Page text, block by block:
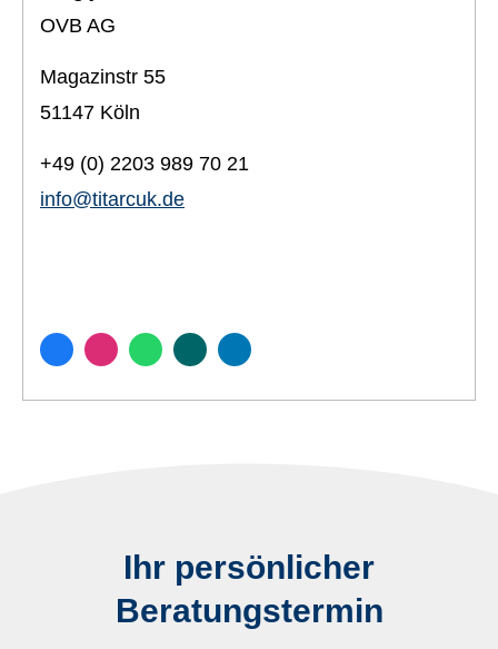
OVB AG
Magazinstr 55
51147 Köln
+49 (0) 2203 989 70 21
info@titarcuk.de
Ihr persönlicher
Beratungstermin